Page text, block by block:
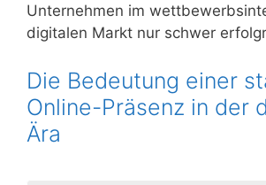
Unternehmen im
digitalen Markt nur schwer
Die Bedeutung einer
Online-Präsenz in der
Ära